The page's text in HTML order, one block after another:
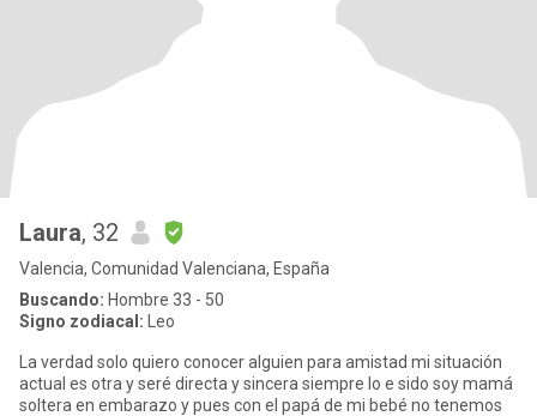
Laura, 32
Valencia, Comunidad Valenciana, España
Buscando: Hombre 33 - 50
Signo zodiacal: Leo
La verdad solo quiero conocer alguien para amistad mi situación
actual es otra y seré directa y sincera siempre lo e sido soy mamá
soltera en embarazo y pues con el papá de mi bebé no tenemos